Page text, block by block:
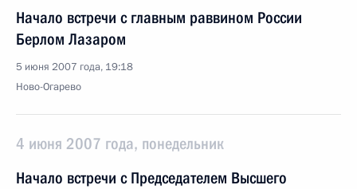
Начало встречи с главным раввином России
Берлом Лазаром
5 июня 2007 года, 19:18
Ново-Огарево
4 июня 2007 года, понедельник
Начало встречи с Председателем Высшего